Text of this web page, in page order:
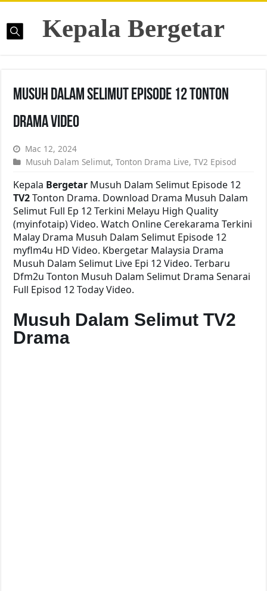
Kepala Bergetar
Musuh Dalam Selimut Episode 12 Tonton
Drama Video
Mac 12, 2024
Musuh Dalam Selimut,Tonton Drama Live,TV2 Episod
Kepala Bergetar Musuh Dalam Selimut Episode 12
TV2Tonton Drama. Download Drama Musuh Dalam
Selimut Full Ep 12 Terkini Melayu High Quality
(myinfotaip) Video. Watch Online Cerekarama Terkini
Malay Drama Musuh Dalam Selimut Episode 12
myflm4u HD Video. Kbergetar Malaysia Drama
Musuh Dalam Selimut Live Epi 12 Video. Terbaru
Dfm2u Tonton Musuh Dalam Selimut Drama Senarai
Full Episod 12 Today Video.
Musuh Dalam Selimut TV2
Drama